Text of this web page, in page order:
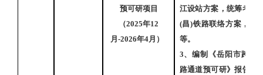
预可研项目
（2025年12
月-2026年4月）
江设站方案，统筹考虑
(昌)铁路联络方案，投
等。
3、编制《岳阳市跨洞
路通道预可研》报告。